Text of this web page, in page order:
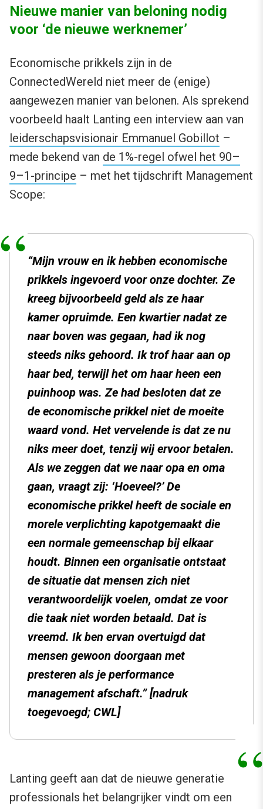
Nieuwe manier van beloning nodig
voor ‘de nieuwe werknemer’
Economische prikkels zijn in de
ConnectedWereld niet meer de (enige)
aangewezen manier van belonen. Als sprekend
voorbeeld haalt Lanting een interview aan van
leiderschapsvisionair Emmanuel Gobillot –
mede bekend van de 1%-regel ofwel het 90–
9–1-principe – met het tijdschrift Management
Scope:
“Mijn vrouw en ik hebben economische
prikkels ingevoerd voor onze dochter. Ze
kreeg bijvoorbeeld geld als ze haar
kamer opruimde. Een kwartier nadat ze
naar boven was gegaan, had ik nog
steeds niks gehoord. Ik trof haar aan op
haar bed, terwijl het om haar heen een
puinhoop was. Ze had besloten dat ze
de economische prikkel niet de moeite
waard vond. Het vervelende is dat ze nu
niks meer doet, tenzij wij ervoor betalen.
Als we zeggen dat we naar opa en oma
gaan, vraagt zij: ‘Hoeveel?’De
economische prikkel heeft de sociale en
morele verplichting kapotgemaakt die
een normale gemeenschap bij elkaar
houdt. Binnen een organisatie ontstaat
de situatie dat mensen zich niet
verantwoordelijk voelen, omdat ze voor
die taak niet worden betaald. Dat is
vreemd. Ik ben ervan overtuigd dat
mensen gewoon doorgaan met
presteren als je performance
management afschaft.” [nadruk
toegevoegd; CWL]
Lanting geeft aan dat de nieuwe generatie
professionals het belangrijker vindt om een